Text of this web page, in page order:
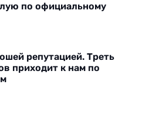
по официальному
репутацией. Треть
приходит к нам по